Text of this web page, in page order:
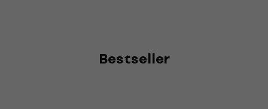
Bestseller